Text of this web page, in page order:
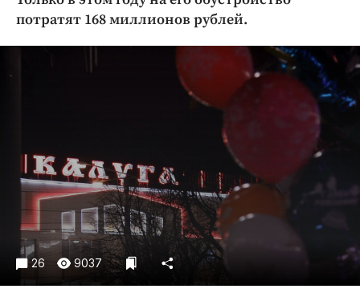
Криминал
Праздники
Происшествия
Спорт
Экономика и бизнес
ПРОЕКТЫ
потратят 168 миллионов рублей.
26 9037